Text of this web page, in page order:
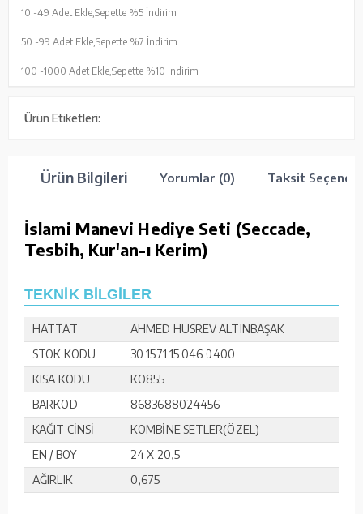
10 -49 Adet Ekle, Sepette %5 İndirim
50 -99 Adet Ekle, Sepette %7 İndirim
100 -1000 Adet Ekle, Sepette %10 İndirim
Ürün Etiketleri:
Ürün Bilgileri Yorumlar (0) Taksit
İslami Manevi Hediye Seti (Seccade,
Tesbih, Kur'an-ı Kerim)
TEKNİK BİLGİLER
HATTAT
AHMED HUSREV ALTINBAŞAK
STOK KODU
30 1571 15 046 0400
KISA KODU
KO855
BARKOD
8683688024456
KAĞIT CİNSİ
KOMBİNE SETLER(ÖZEL)
EN / BOY
24 X 20,5
AĞIRLIK
0,675